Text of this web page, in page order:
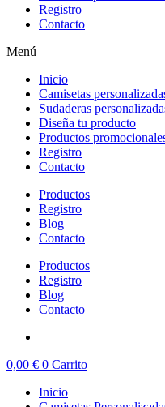
Registro
Contacto
Menú
Inicio
Camisetas
Sudaderas
Diseña tu producto
Productos
Registro
Contacto
Productos
Registro
Blog
Contacto
Productos
Registro
Blog
Contacto
0,00 € 0 Carrito
Inicio